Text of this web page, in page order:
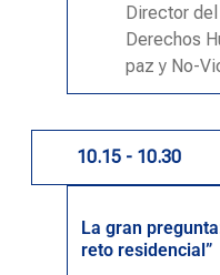
Director
Derechos
paz y No-
10.15 - 10.30
La gran
reto residencial”